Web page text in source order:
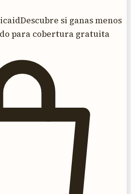
Descubre si ganas menos
para cobertura gratuita